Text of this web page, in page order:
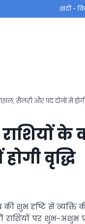
शादी -
सैलरी और पद दोनों में होगी
के
वृद्धि
की शुभ दृष्टि से
राशियों पर शुभ-अशुभ